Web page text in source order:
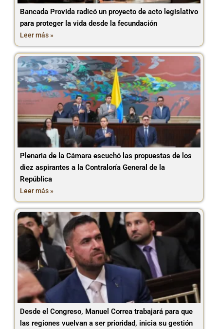
Bancada Provida radicó un proyecto de acto legislativo
para proteger la vida desde la fecundación
Leer más »
Plenaria de la Cámara escuchó las propuestas de los
diez aspirantes a la Contraloría General de la
República
Leer más »
Desde el Congreso, Manuel Correa trabajará para que
las regiones vuelvan a ser prioridad, inicia su gestión